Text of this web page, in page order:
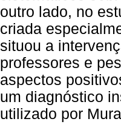
outro lado, no
criada
situou a
professores e
aspectos
um diagnóstico
utilizado por